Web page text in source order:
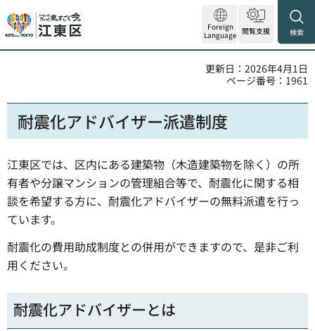
Foreign
Language 閲覧支援 検索
更新日：2026年4月1日
ページ番号：1961
耐震化アドバイザー派遣制度
江東区では、区内にある建築物（木造建築物を除く）の所
有者や分譲マンションの管理組合等で、耐震化に関する相
談を希望する方に、耐震化アドバイザーの無料派遣を行っ
ています。
耐震化の費用助成制度との併用ができますので、是非ご利
用ください。
耐震化アドバイザーとは